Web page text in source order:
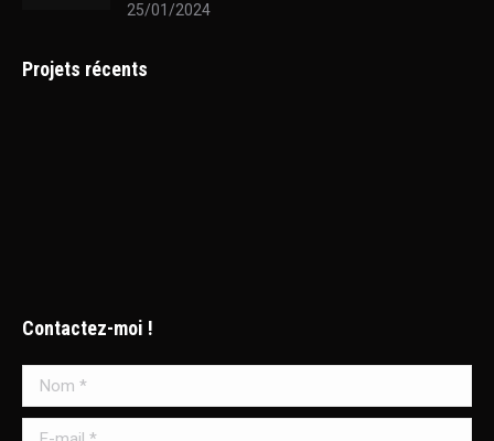
25/01/2024
Projets récents
Contactez-moi !
Nom *
E-mail *